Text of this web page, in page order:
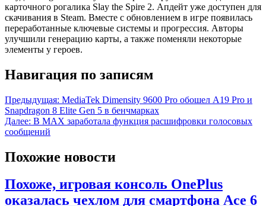
карточного рогалика Slay the Spire 2. Апдейт уже доступен для
скачивания в Steam. Вместе с обновлением в игре появилась
переработанные ключевые системы и прогрессия. Авторы
улучшили генерацию карты, а также поменяли некоторые
элементы у героев.
Навигация по записям
Предыдущая: MediaTek Dimensity 9600 Pro обошел A19 Pro и
Snapdragon 8 Elite Gen 5 в бенчмарках
Далее: В MAX заработала функция расшифровки голосовых
сообщений
Похожие новости
Похоже, игровая консоль OnePlus
оказалась чехлом для смартфона Ace 6